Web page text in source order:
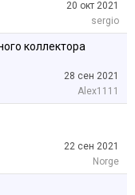
20 окт 2021
sergio
коллектора
28 сен 2021
Alex1111
22 сен 2021
Norge